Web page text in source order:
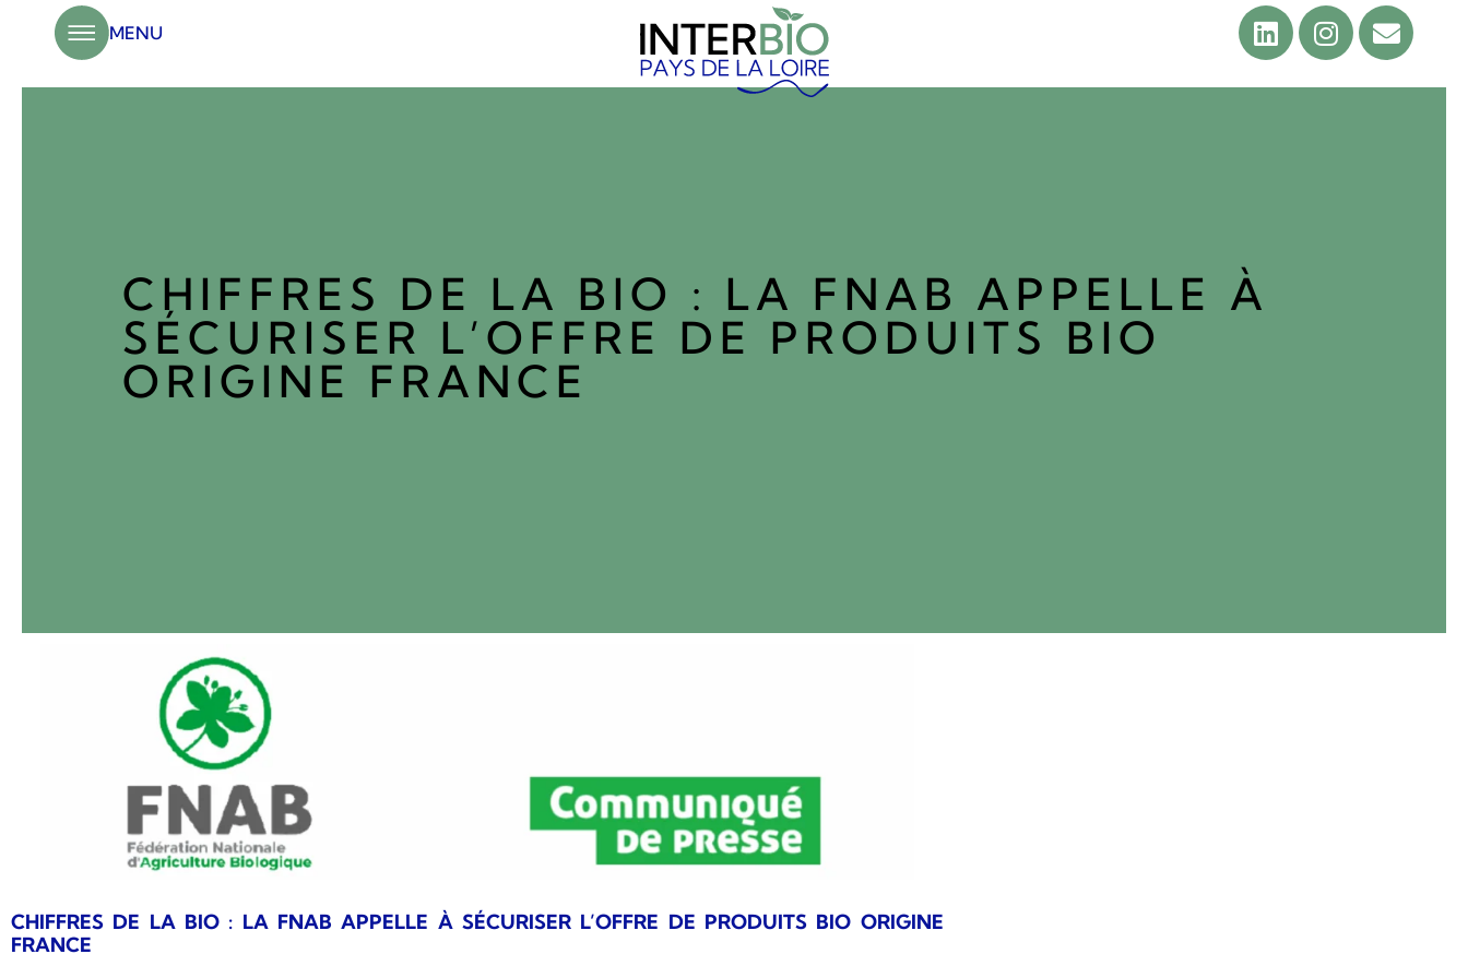
MENU
CHIFFRES DE LA BIO : LA FNAB APPELLE À
SÉCURISER L’OFFRE DE PRODUITS BIO
ORIGINE FRANCE
CHIFFRES DE LA BIO : LA FNAB APPELLE À SÉCURISER L’OFFRE DE PRODUITS BIO ORIGINE
FRANCE
Panneau de gestion des cookies